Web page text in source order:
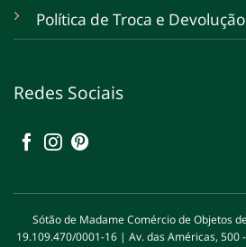
Política de Troca e Devolução
Redes Sociais
Sótão de Madame Comércio de Objetos
19.109.470/0001-16 | Av. das Américas, 500